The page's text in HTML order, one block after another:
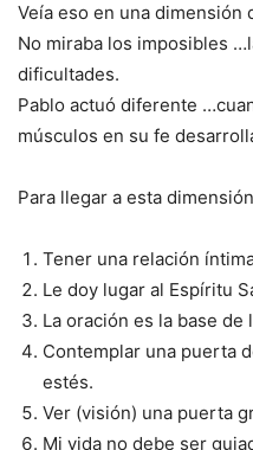
Veía eso en una dimensión
No miraba los imposibles
dificultades.
Pablo actuó diferente
músculos en su fe
Para llegar a esta
Tener una relación
Le doy lugar al Espíritu
La oración es la base de
Contemplar una puerta
estés.
Ver (visión) una puerta
Mi vida no debe ser